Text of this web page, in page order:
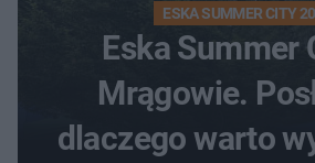
ESKA SUMMER CITY
Eska Summer
Mrągowie.
dlaczego warto